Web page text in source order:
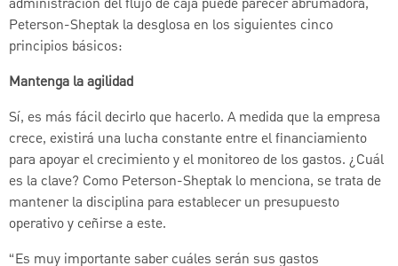
administración del flujo de caja puede parecer abrumadora,
Peterson-Sheptak la desglosa en los siguientes cinco
principios básicos:
Mantenga la agilidad
Sí, es más fácil decirlo que hacerlo. A medida que la empresa
crece, existirá una lucha constante entre el financiamiento
para apoyar el crecimiento y el monitoreo de los gastos. ¿Cuál
es la clave? Como Peterson-Sheptak lo menciona, se trata de
mantener la disciplina para establecer un presupuesto
operativo y ceñirse a este.
“Es muy importante saber cuáles serán sus gastos